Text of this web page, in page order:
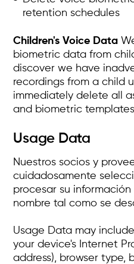
retention schedules
Children's Voice Data
biometric data from
discover we have
recordings from a child
immediately delete all
and biometric
Usage Data
Nuestros socios y
cuidadosamente
procesar su
nombre tal como se
Usage Data may
your device's Internet
address), browser type,